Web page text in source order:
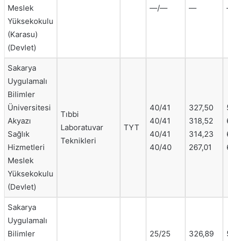
Meslek
Yüksekokulu
(Karasu)
(Devlet)
—/—
—
Sakarya
Uygulamalı
Bilimler
Üniversitesi
Akyazı
Sağlık
Hizmetleri
Meslek
Yüksekokulu
(Devlet)
Tıbbi
Laboratuvar
Teknikleri
TYT
40/41
40/41
40/41
40/40
327,50
318,52
314,23
267,01
Sakarya
Uygulamalı
Bilimler
25/25
326,89